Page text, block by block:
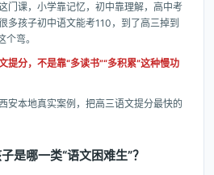
门课，小学靠记忆，初中靠理解，高中考
多孩子初中语文能考110，到了高三掉到
弯。
提分，不是靠“多读书”“多积累”这种慢功
安本地真实案例，把高三语文提分最快的
是哪一类“语文困难生”？